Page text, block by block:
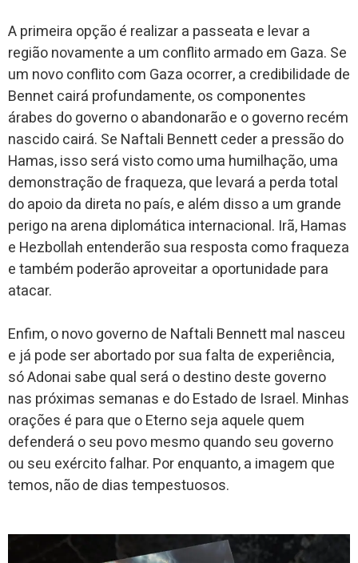
A primeira opção é realizar a passeata e levar a
região novamente a um conflito armado em Gaza. Se
um novo conflito com Gaza ocorrer, a credibilidade de
Bennet cairá profundamente, os componentes
árabes do governo o abandonarão e o governo recém
nascido cairá. Se Naftali Bennett ceder a pressão do
Hamas, isso será visto como uma humilhação, uma
demonstração de fraqueza, que levará a perda total
do apoio da direta no país, e além disso a um grande
perigo na arena diplomática internacional. Irã, Hamas
e Hezbollah entenderão sua resposta como fraqueza
e também poderão aproveitar a oportunidade para
atacar.
Enfim, o novo governo de Naftali Bennett mal nasceu
e já pode ser abortado por sua falta de experiência,
só Adonai sabe qual será o destino deste governo
nas próximas semanas e do Estado de Israel. Minhas
orações é para que o Eterno seja aquele quem
defenderá o seu povo mesmo quando seu governo
ou seu exército falhar. Por enquanto, a imagem que
temos, não de dias tempestuosos.